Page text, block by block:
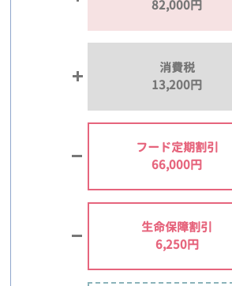
82,000円
消費税
13,200円
フード定期割引
66,000円
生命保障割引
6,250円